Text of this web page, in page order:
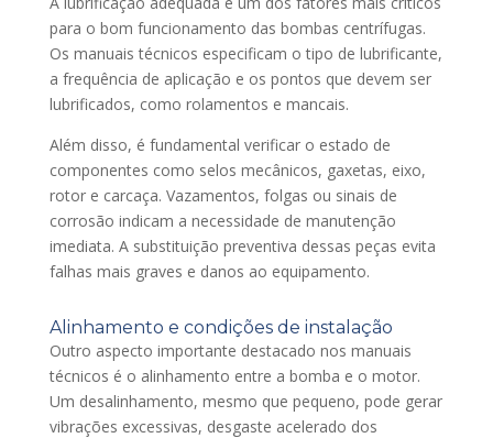
para o bom funcionamento das bombas centrífugas.
Os manuais técnicos especificam o tipo de lubrificante,
a frequência de aplicação e os pontos que devem ser
lubrificados, como rolamentos e mancais.
Além disso, é fundamental verificar o estado de
componentes como selos mecânicos, gaxetas, eixo,
rotor e carcaça. Vazamentos, folgas ou sinais de
corrosão indicam a necessidade de manutenção
imediata. A substituição preventiva dessas peças evita
falhas mais graves e danos ao equipamento.
Alinhamento e condições de instalação
Outro aspecto importante destacado nos manuais
técnicos é o alinhamento entre a bomba e o motor.
Um desalinhamento, mesmo que pequeno, pode gerar
vibrações excessivas, desgaste acelerado dos